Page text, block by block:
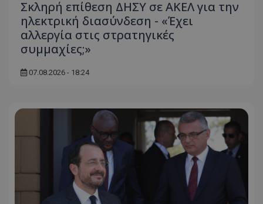
Σκληρή επίθεση ΔΗΣΥ σε ΑΚΕΛ για την
ηλεκτρική διασύνδεση - «Έχει
αλλεργία στις στρατηγικές
συμμαχίες;»
07.08.2026 - 18:24